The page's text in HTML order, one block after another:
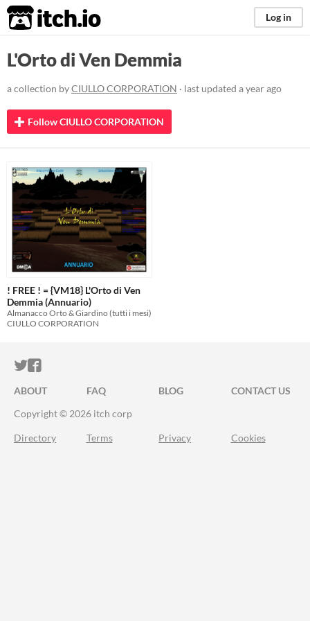
itch.io Log in
L'Orto di Ven Demmia
a collection byCIULLO CORPORATION · last updated a year ago
Follow CIULLO CORPORATION
! FREE ! = {VM18} L'Orto di Ven
Demmia (Annuario)
Almanacco Orto & Giardino (tutti i mesi)
CIULLO CORPORATION
ITCH.IO ON TWITTER
ITCH.IO ON FACEBOOK
ABOUT FAQ BLOG
CONTACT US
Copyright © 2026 itch corp
Directory Terms Privacy Cookies